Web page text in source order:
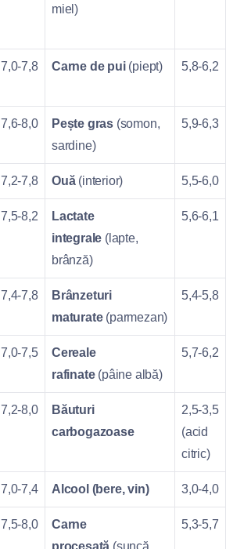
miel)
7,0‑7,8 Carne de pui(piept) 5,8‑6,2
7,6‑8,0 Pește gras (somon,
sardine)
5,9‑6,3
7,2‑7,8 Ouă(interior) 5,5‑6,0
7,5‑8,2
Lactate
integrale (lapte,
brânză)
5,6‑6,1
7,4‑7,8
Brânzeturi
maturate(parmezan)
5,4‑5,8
7,0‑7,5
Cereale
rafinate(pâine albă)
5,7‑6,2
7,2‑8,0
Băuturi
carbogazoase
2,5‑3,5
(acid
citric)
7,0‑7,4 Alcool (bere, vin) 3,0‑4,0
7,5‑8,0
Carne
procesată (șuncă,
5,3‑5,7